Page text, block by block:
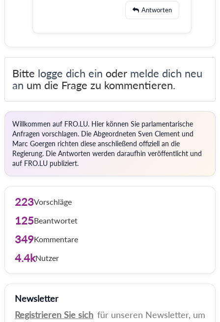
Antworten
Bitte logge dich ein oder melde dich neu
an um die Frage zu kommentieren.
Willkommen auf FRO.LU. Hier können Sie parlamentarische
Anfragen vorschlagen. Die Abgeordneten Sven Clement und
Marc Goergen richten diese anschließend offiziell an die
Regierung. Die Antworten werden daraufhin veröffentlicht und
auf FRO.LU publiziert.
223Vorschläge
125Beantwortet
349Kommentare
4.4kNutzer
Newsletter
Registrieren Sie sich für unseren Newsletter, um